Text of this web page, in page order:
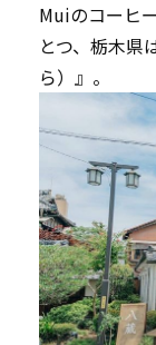
Muiのコーヒ
とつ、栃木県
ら） 』。